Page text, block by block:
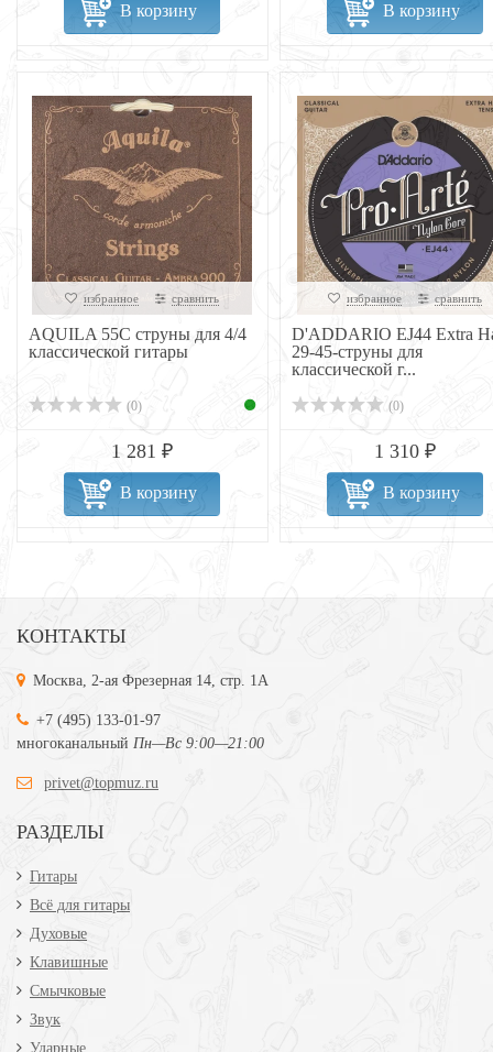
В корзину В корзину
избранное сравнить
AQUILA 55C струны для 4/4
классической гитары
(0)
1 281 ₽
В корзину
избранное сравнить
D'ADDARIO EJ44 Extra
29-45-струны для
классической г...
(0)
1 310 ₽
В корзину
КОНТАКТЫ
Москва, 2-ая Фрезерная 14, стр. 1А
+7 (495) 133-01-97
многоканальный Пн—Вс 9:00—21:00
privet@topmuz.ru
РАЗДЕЛЫ
Гитары
Всё для гитары
Духовые
Клавишные
Смычковые
Звук
Ударные